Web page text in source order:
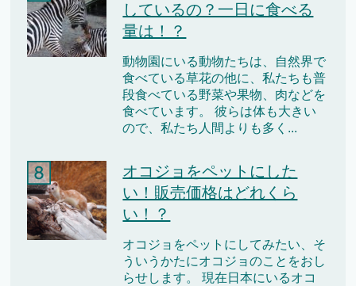
しているの？一日に食べる
量は！？
動物園にいる動物たちは、自然界で
食べている草花の他に、私たちも普
段食べている野菜や果物、肉などを
食べています。 彼らは体も大きい
ので、私たち人間よりも多く...
オコジョをペットにした
い！販売価格はどれくら
い！？
オコジョをペットにしてみたい、そ
ういうかたにオコジョのことをおし
らせします。 現在日本にいるオコ